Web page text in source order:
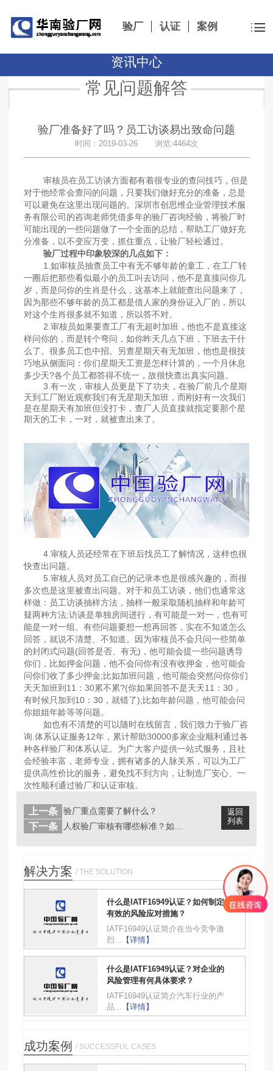
验厂 认证 案例
资讯中心
常见问题解答
验厂准备好了吗？员工访谈易出致命问题
时间：2019-03-26 浏览:4464次
审核员在员工访谈方面都有着很专业的查问技巧，但是
对于他经常会查问的问题，只要我们做好充分的准备，总是
可以避免在这里出现问题的。深圳市创思维企业管理技术服
务有限公司的咨询老师凭借多年的验厂咨询经验，将验厂时
可能出现的一些问题做了一个全面的总结，帮助工厂做好充
分准备，以不变应万变，抓住重点，让验厂轻松通过。
验厂过程中印象较深的几点如下：
1.如审核员抽查员工中有无不够年龄的童工，在工厂转
一圈后把那些看似最小的员工叫去访问，他不是直接问你几
岁，而是问你的生肖是什么，这基本上就能查出问题来了，
因为那些不够年龄的员工都是借人家的身份证入厂的，所以
对这个生肖很多就不知道，所以答不对。
2.审核员如果要查工厂有无超时加班，他也不是直接这
样问你的，而是转个弯问，如你昨天几点下班，下班去干什
么了。很多员工也中招。另查星期天有无加班，他也是很技
巧地从侧面问：你们星期天工资是怎样计算的，一个月休息
多少天?各个员工都答得不统一，故很快查出真实问题。
3.有一次，审核人员更是下了功夫，在验厂前几个星期
天到工厂附近观察我们有无星期天加班，而刚好有一次我们
是在星期天有加班但没打卡，查厂人员直接就指定要那个星
期天的工卡，一对，就被查出来了。
4.审核人员还经常在下班后找员工了解情况，这样也很
快查出问题。
5.审核人员对员工自已的记录本也是很感兴趣的，而很
多次也是这里被查出问题。对于和员工访谈，他们也通常这
样做：员工访谈抽样方法，抽样一般采取随机抽样和年龄可
疑两种方法;访谈是单独房间进行，有可能是一对一，也有可
能是一对一组。有些问题要想一想再回答，实在不知道怎么
回答，就说不清楚、不知道。因为审核员不会只问一些简单
的封闭式问题(回答是否、有无)，他可能会提一些问题诱导
你们，比如押金问题，他不会问你有没有收押金，他可能会
问你们收了多少押金;比如加班问题，他可能会突然问你你们
天天加班到11：30累不累?(你如果回答不是天天11：30，
有时候只加到10：30，就错了);比如年龄问题，他可能会问
你姐姐年龄等等问题。
如也有不清楚的可以随时在线留言，我们致力于验厂咨
询.体系认证服务12年，累计帮助30000多家企业顺利通过各
种各样验厂和体系认证。为广大客户提供一站式服务，且社
会经验丰富，老师专业，拥有诸多的人脉关系，可以为工厂
提供高性价比的服务，避免找不到方向，让制造厂安心、一
次性顺利通过验厂和认证审核。
返回
列表
上一条 验厂重点需要了解什么？
下一条
解决方案 / THE SOLUTION
什么是IATF16949认证？如何制定
有效的风险应对措施？
IATF16949认证简介在当今竞争激
烈...
【详情】
什么是IATF16949认证？对企业的
风险管理有何具体要求？
IATF16949认证简介汽车行业的产
品...
【详情】
成功案例 / SUCCESSFUL CASES